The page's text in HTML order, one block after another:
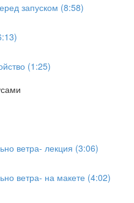
запуском (8:58)
(1:25)
ветра- лекция (3:06)
ветра- на макете (4:02)